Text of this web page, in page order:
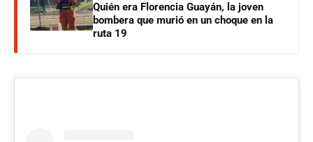
Quién era Florencia Guayán, la joven
bombera que murió en un choque en la
ruta 19